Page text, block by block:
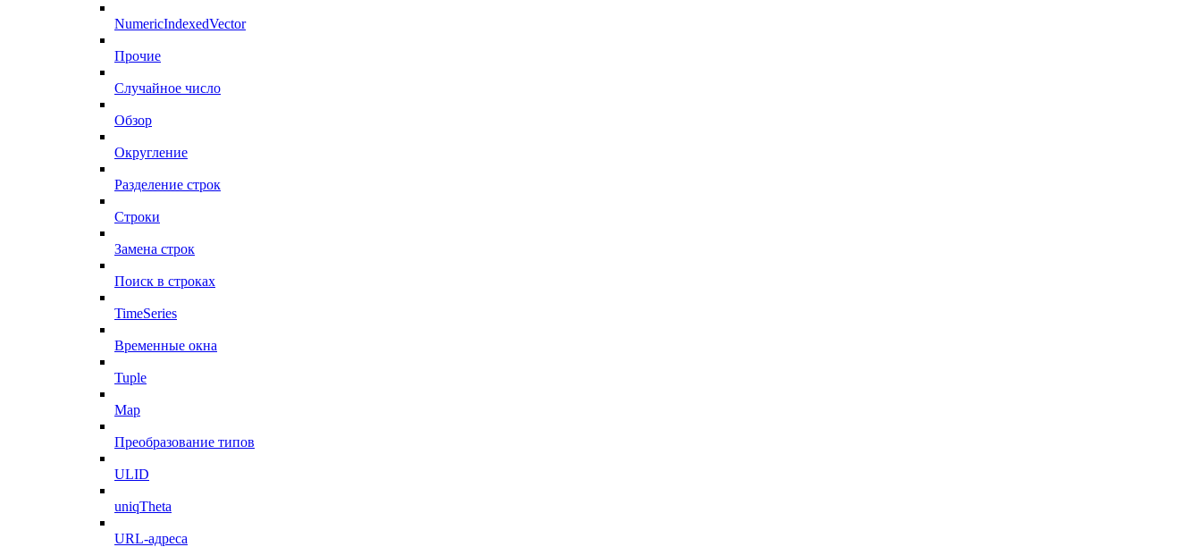
NumericIndexedVector
Прочие
Случайное число
Обзор
Округление
Разделение строк
Строки
Замена строк
Поиск в строках
TimeSeries
Временные окна
Tuple
Map
Преобразование типов
ULID
uniqTheta
URL-адреса